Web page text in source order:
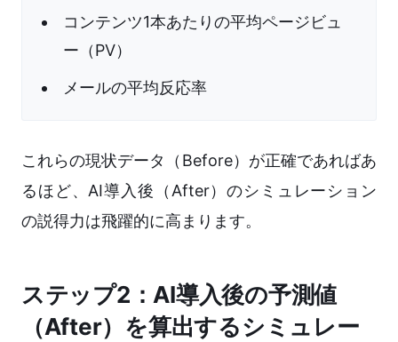
コンテンツ1本あたりの平均ページビュ
ー（PV）
メールの平均反応率
これらの現状データ（Before）が正確であればあ
るほど、AI導入後（After）のシミュレーション
の説得力は飛躍的に高まります。
ステップ2：AI導入後の予測値
（After）を算出するシミュレー